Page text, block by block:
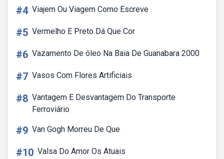
#4 Viajem Ou Viagem Como Escreve
#5 Vermelho E Preto Dá Que Cor
#6 Vazamento De óleo Na Baia De Guanabara 2000
#7 Vasos Com Flores Artificiais
#8 Vantagem E Desvantagem Do Transporte
Ferroviário
#9 Van Gogh Morreu De Que
#10 Valsa Do Amor Os Atuais